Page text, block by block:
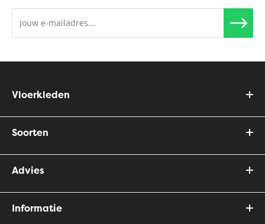
Vloerkleden
Soorten
Advies
Informatie